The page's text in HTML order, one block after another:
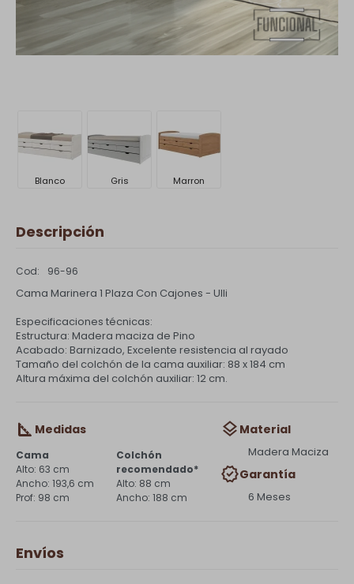
Blanco Gris Marron
Descripción
96-96
Cama Marinera 1 Plaza Con Cajones - Ulli
Especificaciones técnicas:
Estructura: Madera maciza de Pino
Acabado: Barnizado, Excelente resistencia al rayado
Tamaño del colchón de la cama auxiliar: 88 x 184 cm
Altura máxima del colchón auxiliar: 12 cm.
Medidas
Cama
63 cm
193,6 cm
98 cm
Colchón
recomendado*
88 cm
188 cm
Material
Madera Maciza
Garantía
6 Meses
Envíos